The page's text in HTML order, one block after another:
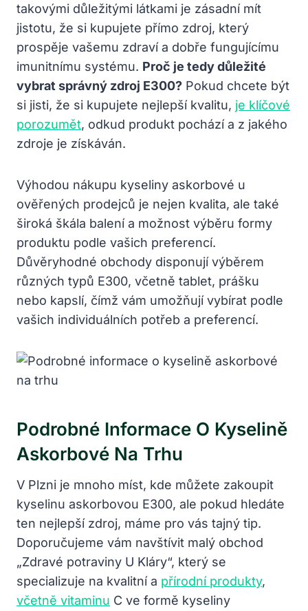
takovými důležitými látkami je zásadní mít
jistotu, že si kupujete přímo zdroj, který
prospěje vašemu zdraví a dobře fungujícímu
imunitnímu systému. Proč je tedy důležité
vybrat správný zdroj E300? Pokud chcete být
si jisti, že si kupujete nejlepší kvalitu, je klíčové
porozumět, odkud produkt pochází a z jakého
zdroje je získáván.
Výhodou nákupu kyseliny askorbové u
ověřených prodejců je nejen kvalita, ale také
široká škála balení a možnost výběru formy
produktu podle vašich preferencí.
Důvěryhodné obchody disponují výběrem
různých typů E300, včetně tablet, prášku
nebo kapslí, čímž vám umožňují vybírat podle
vašich individuálních potřeb a preferencí.
Podrobné Informace O Kyselině
Askorbové Na Trhu
V Plzni je mnoho míst, kde můžete zakoupit
kyselinu askorbovou E300, ale pokud hledáte
ten nejlepší zdroj, máme pro vás tajný tip.
Doporučujeme vám navštívit malý obchod
„Zdravé potraviny U Kláry“, který se
specializuje na kvalitní a přírodní produkty,
včetně vitaminu C ve formě kyseliny